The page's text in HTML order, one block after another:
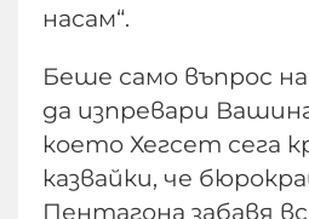
насам“.
Беше само въпрос
да изпревари
което Хегсет сега
казвайки, че
Пентагона забавя